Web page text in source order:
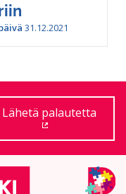
31.12.2021
palautetta